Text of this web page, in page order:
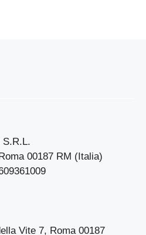
S.R.L.
00187 RM (Italia)
Vite 7, Roma 00187